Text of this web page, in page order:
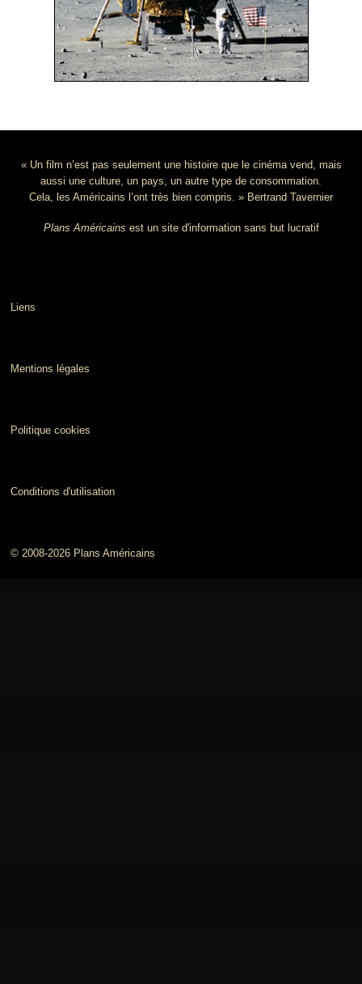
« Un film n’est pas seulement une histoire que le cinéma vend, mais
aussi une culture, un pays, un autre type de consommation.
Cela, les Américains l’ont très bien compris. » Bertrand Tavernier
Plans Américains est un site d'information sans but lucratif
Liens
Mentions légales
Politique cookies
Conditions d'utilisation
© 2008-2026 Plans Américains